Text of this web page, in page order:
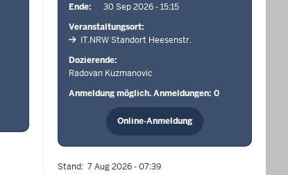
Ende
30 Sep 2026 - 15:15
Veranstaltungsort
IT.NRW Standort Heesenstr.
Dozierende
Radovan Kuzmanovic
Anmeldung möglich. Anmeldungen: 0
Online-Anmeldung
Stand 7 Aug 2026 - 07:39